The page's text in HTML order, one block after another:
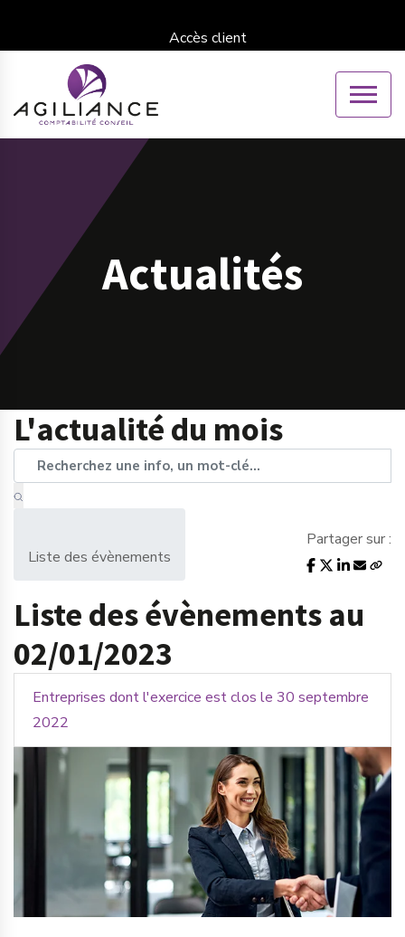
Accès client
Actualités
L'actualité du mois
Liste des évènements
Partager sur :
Liste des évènements au
02/01/2023
Entreprises dont l'exercice est clos le 30 septembre
2022